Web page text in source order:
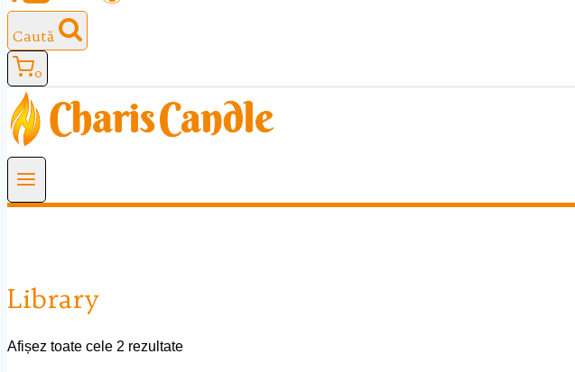
Caută
0
Library
Afișez toate cele 2 rezultate